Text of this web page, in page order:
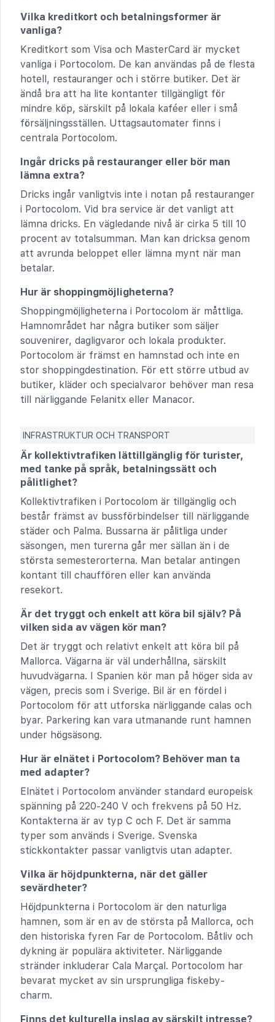
Vilka kreditkort och betalningsformer är
vanliga?
Kreditkort som Visa och MasterCard är mycket
vanliga i Portocolom. De kan användas på de flesta
hotell, restauranger och i större butiker. Det är
ändå bra att ha lite kontanter tillgängligt för
mindre köp, särskilt på lokala kaféer eller i små
försäljningsställen. Uttagsautomater finns i
centrala Portocolom.
Ingår dricks på restauranger eller bör man
lämna extra?
Dricks ingår vanligtvis inte i notan på restauranger
i Portocolom. Vid bra service är det vanligt att
lämna dricks. En vägledande nivå är cirka 5 till 10
procent av totalsumman. Man kan dricksa genom
att avrunda beloppet eller lämna mynt när man
betalar.
Hur är shoppingmöjligheterna?
Shoppingmöjligheterna i Portocolom är måttliga.
Hamnområdet har några butiker som säljer
souvenirer, dagligvaror och lokala produkter.
Portocolom är främst en hamnstad och inte en
stor shoppingdestination. För ett större utbud av
butiker, kläder och specialvaror behöver man resa
till närliggande Felanitx eller Manacor.
INFRASTRUKTUR OCH TRANSPORT
Är kollektivtrafiken lättillgänglig för turister,
med tanke på språk, betalningssätt och
pålitlighet?
Kollektivtrafiken i Portocolom är tillgänglig och
består främst av bussförbindelser till närliggande
städer och Palma. Bussarna är pålitliga under
säsongen, men turerna går mer sällan än i de
största semesterorterna. Man betalar antingen
kontant till chauffören eller kan använda
resekort.
Är det tryggt och enkelt att köra bil själv? På
vilken sida av vägen kör man?
Det är tryggt och relativt enkelt att köra bil på
Mallorca. Vägarna är väl underhållna, särskilt
huvudvägarna. I Spanien kör man på höger sida av
vägen, precis som i Sverige. Bil är en fördel i
Portocolom för att utforska närliggande calas och
byar. Parkering kan vara utmanande runt hamnen
under högsäsong.
Hur är elnätet i Portocolom? Behöver man ta
med adapter?
Elnätet i Portocolom använder standard europeisk
spänning på 220-240 V och frekvens på 50 Hz.
Kontakterna är av typ C och F. Det är samma
typer som används i Sverige. Svenska
stickkontakter passar vanligtvis utan adapter.
Vilka är höjdpunkterna, när det gäller
sevärdheter?
Höjdpunkterna i Portocolom är den naturliga
hamnen, som är en av de största på Mallorca, och
den historiska fyren Far de Portocolom. Båtliv och
dykning är populära aktiviteter. Närliggande
stränder inkluderar Cala Marçal. Portocolom har
bevarat mycket av sin ursprungliga fiskeby-
charm.
Finns det kulturella inslag av särskilt intresse?